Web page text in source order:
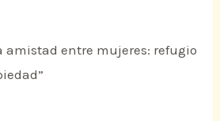
amistad entre mujeres: refugio